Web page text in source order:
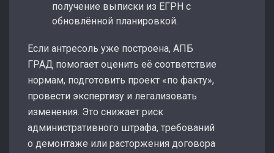
получение выписки из ЕГРН с
обновлённой планировкой.
Если антресоль уже построена, АПБ
ГРАД помогает оценить её соответствие
нормам, подготовить проект «по факту»,
провести экспертизу и легализовать
изменения. Это снижает риск
административного штрафа, требований
о демонтаже или расторжения договора